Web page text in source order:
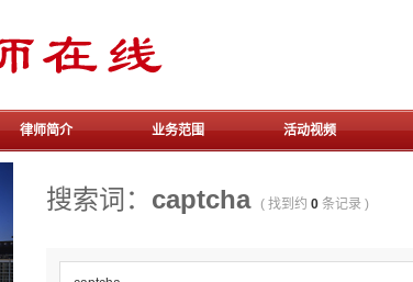
骆
振
律师简介 业务范围 活动视频
搜索词： captcha ( 找到约 0 条记录 )